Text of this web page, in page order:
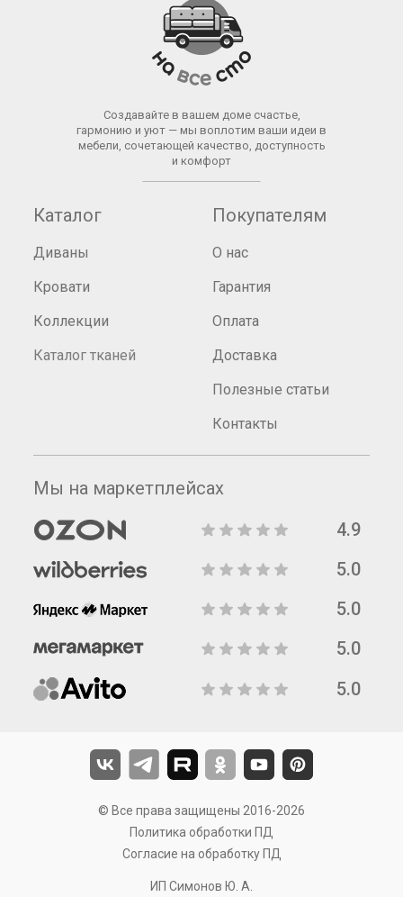
Создавайте в вашем доме счастье,
гармонию и уют — мы воплотим ваши идеи в
мебели, сочетающей качество, доступность
и комфорт
Каталог
Диваны
Кровати
Коллекции
Каталог тканей
Покупателям
О нас
Гарантия
Оплата
Доставка
Полезные статьи
Контакты
Мы на маркетплейсах
4.9
5.0
5.0
5.0
5.0
© Все права защищены 2016-2026
Политика обработки ПД
Согласие на обработку ПД
ИП Симонов Ю. А.